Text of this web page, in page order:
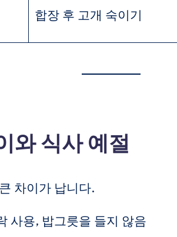
합장 후 고개 숙이기
와 식사 예절
차이가 납니다.
사용, 밥그릇을 들지 않음